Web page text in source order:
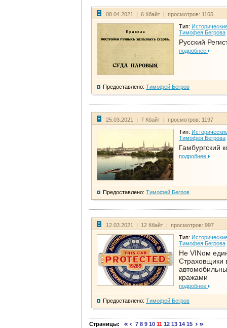
08.04.2021 | 6 Кбайт | просмотров: 1165
Тип:
Тимофея Бегрова
Русский
подробнее
Предоставлено: Тимофей Бегров
25.03.2021 | 7 Кбайт | просмотров: 1197
Тип:
Тимофея Бегрова
Гамбургский
подробнее
Предоставлено: Тимофей Бегров
12.03.2021 | 12 Кбайт | просмотров: 997
Тип:
Тимофея Бегрова
Не VINом
Страховщики
кражами
подробнее
Предоставлено: Тимофей Бегров
Страницы: 7 8 9 10 11 12 13 14 15